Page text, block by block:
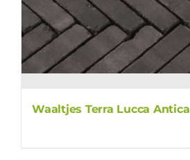
Waaltjes Terra Lucca Antica